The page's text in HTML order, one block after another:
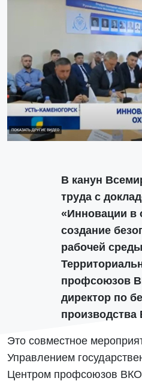
В канун
труда с
«Инновации в
создание
рабочей
профсоюзов
директор по
производства
Это совместное
Управлением
Центром профсоюзов